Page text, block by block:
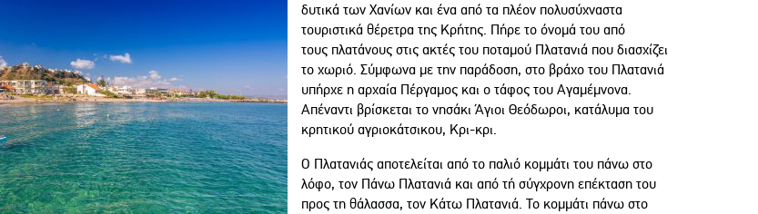
δυτικά των Χανίων και ένα από τα πλέον πολυσύχναστα
τουριστικά θέρετρα της Κρήτης. Πήρε το όνομά του από
τους πλατάνους στις ακτές του ποταμού Πλατανιά που διασχίζει
το χωριό. Σύμφωνα με την παράδοση, στο βράχο του Πλατανιά
υπήρχε η αρχαία Πέργαμος και ο τάφος του Αγαμέμνονα.
Απέναντι βρίσκεται το νησάκι Άγιοι Θεόδωροι, κατάλυμα του
κρητικού αγριοκάτσικου, Κρι-κρι.
Ο Πλατανιάς αποτελείται από το παλιό κομμάτι του πάνω στο
λόφο, τον Πάνω Πλατανιά και από τή σύγχρονη επέκταση του
προς τη θάλασσα, τον Κάτω Πλατανιά. Το κομμάτι πάνω στο